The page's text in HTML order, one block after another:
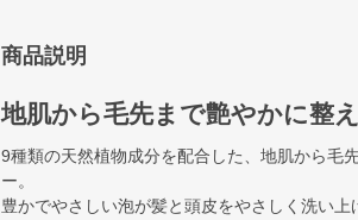
商品説明
地肌から毛先まで艶やかに整
9種類の天然植物成分を配合した、地肌から毛
ー。
豊かでやさしい泡が髪と頭皮をやさしく洗い